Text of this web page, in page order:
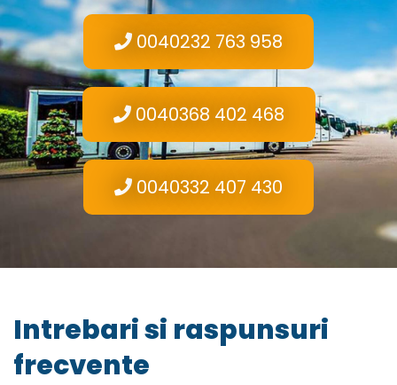
0040232 763 958
0040368 402 468
0040332 407 430
Intrebari si raspunsuri
frecvente